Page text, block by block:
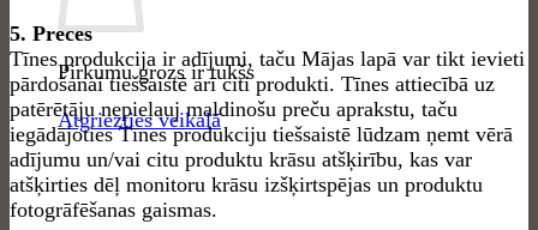
Pirkumu grozs ir tukšs
Atgriezties veikalā
5. Preces
Tīnes produkcija ir adījumi, taču Mājas lapā var tikt ievieti
pārdošanai tiešsaistē arī citi produkti. Tīnes attiecībā uz
patērētāju nepieļauj maldinošu preču aprakstu, taču
iegādājoties Tīnes produkciju tiešsaistē lūdzam ņemt vērā
adījumu un/vai citu produktu krāsu atšķirību, kas var
atšķirties dēļ monitoru krāsu izšķirtspējas un produktu
fotogrāfēšanas gaismas.